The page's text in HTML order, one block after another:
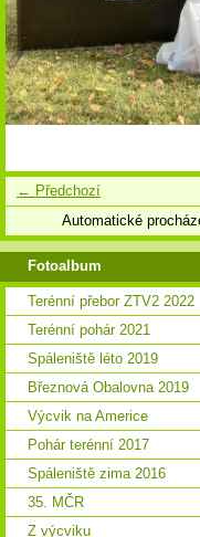
← Předchozí
Automatické
Fotoalbum
Terénní přebor ZTV2 2022
Terénní pohár 2021
Spáleniště léto 2019
Březnová Obalovna 2019
Výcvik na Americe
Pohár terénní 2017
Spáleniště zima 2016
35. MČR
Z výcviku